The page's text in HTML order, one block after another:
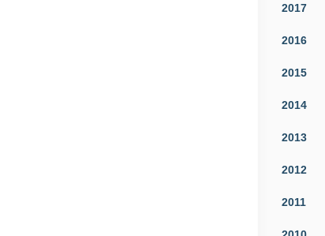
2017
2016
2015
2014
2013
2012
2011